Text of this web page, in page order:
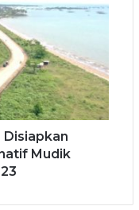
Disiapkan
Mudik